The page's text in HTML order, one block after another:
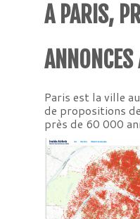
A PARIS,
Paris est la ville
de propositions
près de 60 000